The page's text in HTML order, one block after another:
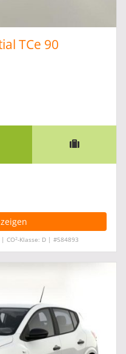
TCe 90
CO2-Klasse: D | #584893